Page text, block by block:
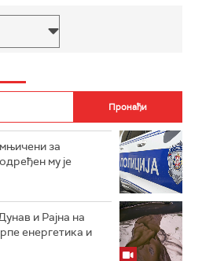
за
му је
и Рајна на
енергетика и